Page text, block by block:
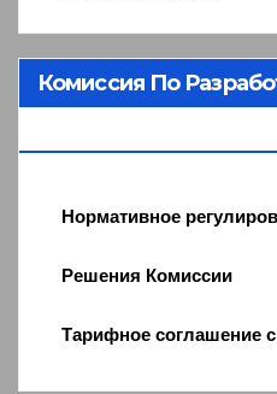
Комиссия По
Нормативное
Решения Комиссии
Тарифное соглашение